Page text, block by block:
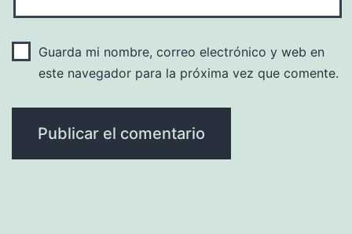
Guarda mi nombre, correo electrónico y web en
este navegador para la próxima vez que comente.